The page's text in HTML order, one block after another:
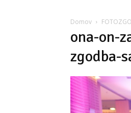
Domov
ona-on-
zgodba-